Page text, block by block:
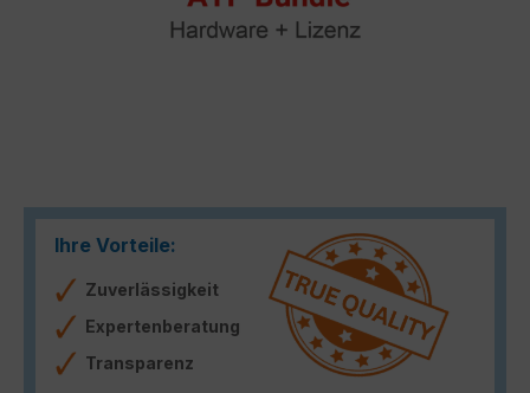
Ihre Vorteile:
Zuverlässigkeit
Expertenberatung
Transparenz